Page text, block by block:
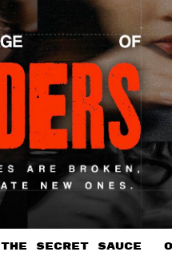
THE SECRET SAUCE​